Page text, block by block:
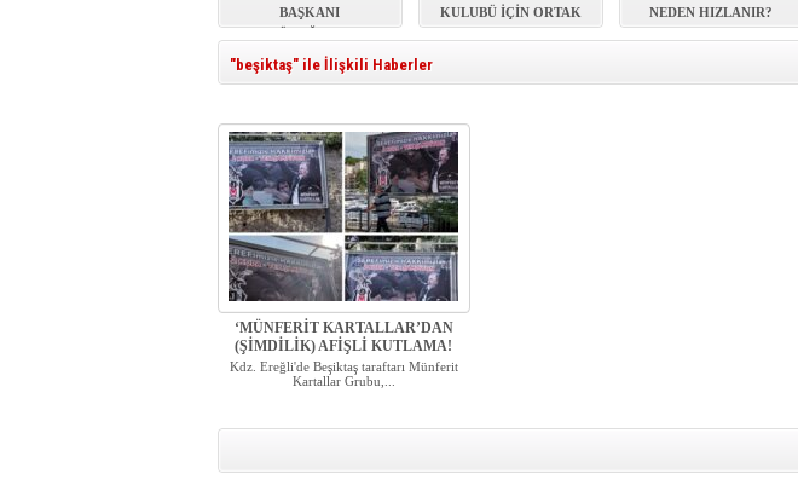
BAŞKANI
ZİYARET
KULUBÜ İÇİN ORTAK
NEDEN HIZLANIR?
"beşiktaş" ile İlişkili Haberler
‘MÜNFERİT KARTALLAR’DAN
(ŞİMDİLİK) AFİŞLİ KUTLAMA!
Kdz. Ereğli'de Beşiktaş taraftarı Münferit
Kartallar Grubu,...